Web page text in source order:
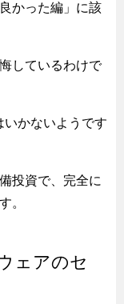
かった編」に該
しているわけで
いかないようです
投資で、完全に
。
ェアのセ